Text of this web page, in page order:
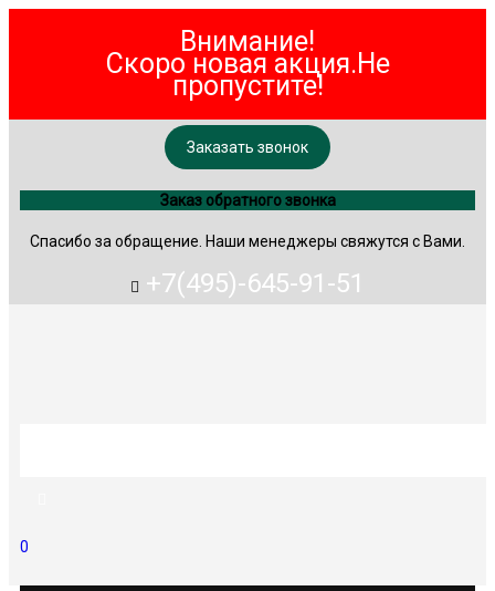
Внимание!
Скоро новая акция.Не
пропустите!
Заказать звонок
Заказ обратного звонка
Спасибо за обращение. Наши менеджеры свяжутся с Вами.
+7(495)-645-91-51
0